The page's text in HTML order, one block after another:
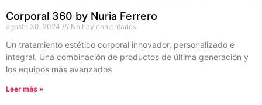
Corporal 360 by Nuria Ferrero
agosto 30, 2024 No hay comentarios
Un tratamiento estético corporal innovador, personalizado e
integral. Una combinación de productos de última generación y
los equipos más avanzados
Leer más »